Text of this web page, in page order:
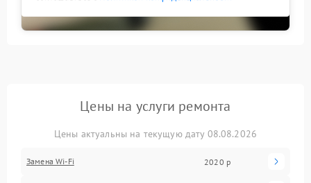
Цены на услуги ремонта
Цены актуальны на текущую дату 08.08.2026
Замена Wi-Fi 2020 р